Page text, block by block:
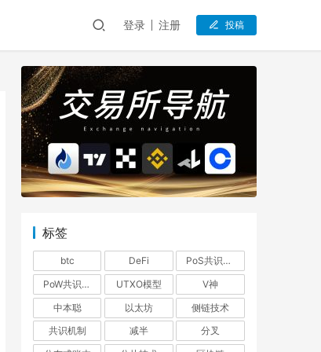
登录 注册 投稿
标签
btc DeFi
PoS共识机制
PoW共识机制
UTXO模型
V神
中本聪
以太坊
侧链技术
共识机制
减半
分叉